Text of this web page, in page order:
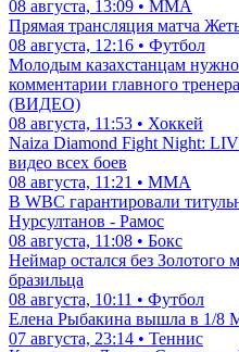
08 августа, 13:09 • ММА
Прямая трансляция матча
08 августа, 12:16 • Футбол
Молодым казахстанцам
комментарии главного
(ВИДЕО)
08 августа, 11:53 • Хоккей
Naiza Diamond Fight Night:
видео всех боев
08 августа, 11:21 • ММА
В WBC гарантировали
Нурсултанов - Рамос
08 августа, 11:08 • Бокс
Неймар остался без Золотого
бразильца
08 августа, 10:11 • Футбол
Елена Рыбакина вышла в 1/8
07 августа, 23:14 • Теннис